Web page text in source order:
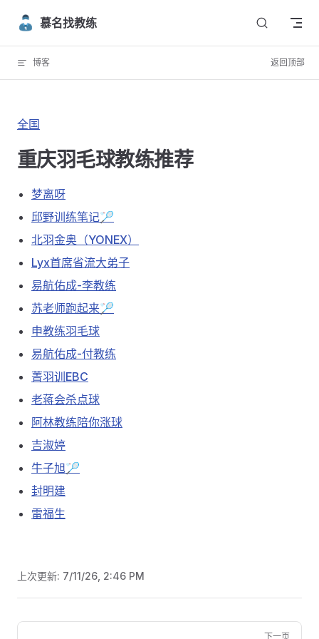
Skip to content
慕名找教练
博客 返回顶部
全国
重庆羽毛球教练推荐
梦离呀
邱野训练笔记🏸
北羽金奥（YONEX）
Lyx首席省流大弟子
易航佑成-李教练
苏老师跑起来🏸
申教练羽毛球
易航佑成-付教练
菁羽训EBC
老蒋会杀点球
阿林教练陪你涨球
吉淑婷
牛子旭🏸️
封明建
雷福生
上次更新: 7/11/26, 2:46 PM
Pager
下一页